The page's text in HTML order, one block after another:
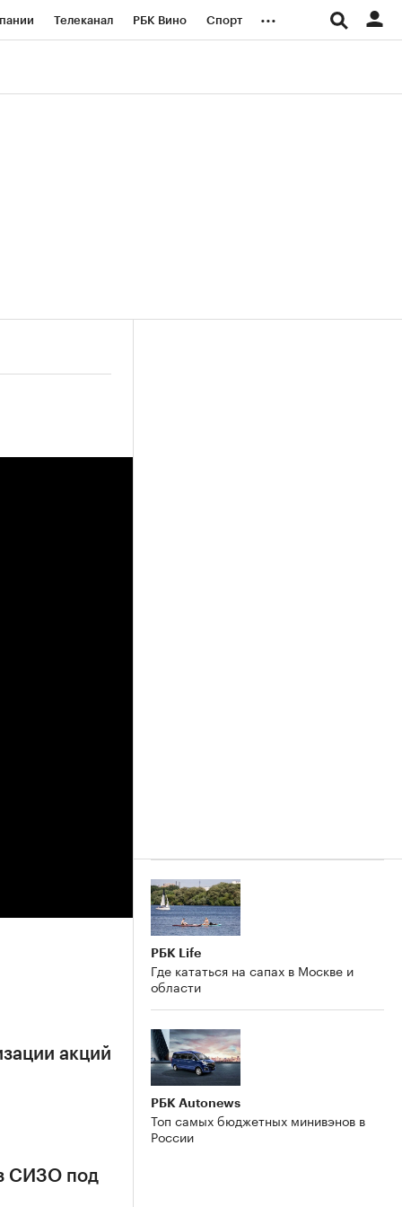
Телеканал РБК Вино Спорт ...
акций
СИЗО под
РБК Life
Где кататься на сапах в Москве и
области
РБК Autonews
Топ самых бюджетных минивэнов в
России